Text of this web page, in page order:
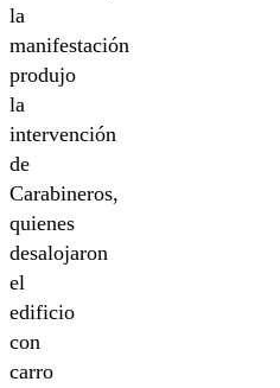
la
manifestación
produjo
la
intervención
de
Carabineros,
quienes
desalojaron
el
edificio
con
carro